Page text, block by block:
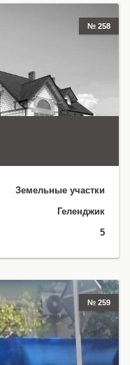
№ 258
Земельные участки
Геленджик
5
№ 259